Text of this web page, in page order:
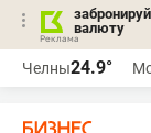
забронируй
валюту
Челны24.9°